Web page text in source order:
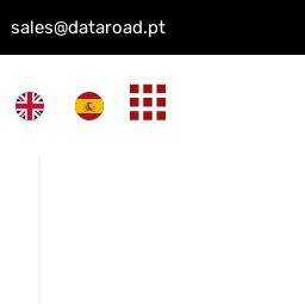
sales@dataroad.pt